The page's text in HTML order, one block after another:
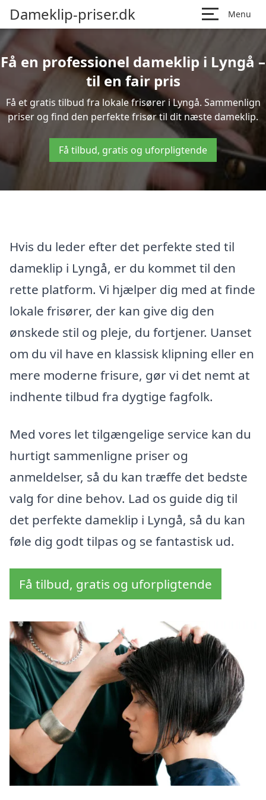
Dameklip-priser.dk Menu
Få en professionel dameklip i Lyngå –
til en fair pris
Få et gratis tilbud fra lokale frisører i Lyngå. Sammenlign
priser og find den perfekte frisør til dit næste dameklip.
Få tilbud, gratis og uforpligtende
Hvis du leder efter det perfekte sted til
dameklip i Lyngå, er du kommet til den
rette platform. Vi hjælper dig med at finde
lokale frisører, der kan give dig den
ønskede stil og pleje, du fortjener. Uanset
om du vil have en klassisk klipning eller en
mere moderne frisure, gør vi det nemt at
indhente tilbud fra dygtige fagfolk.
Med vores let tilgængelige service kan du
hurtigt sammenligne priser og
anmeldelser, så du kan træffe det bedste
valg for dine behov. Lad os guide dig til
det perfekte dameklip i Lyngå, så du kan
føle dig godt tilpas og se fantastisk ud.
Få tilbud, gratis og uforpligtende